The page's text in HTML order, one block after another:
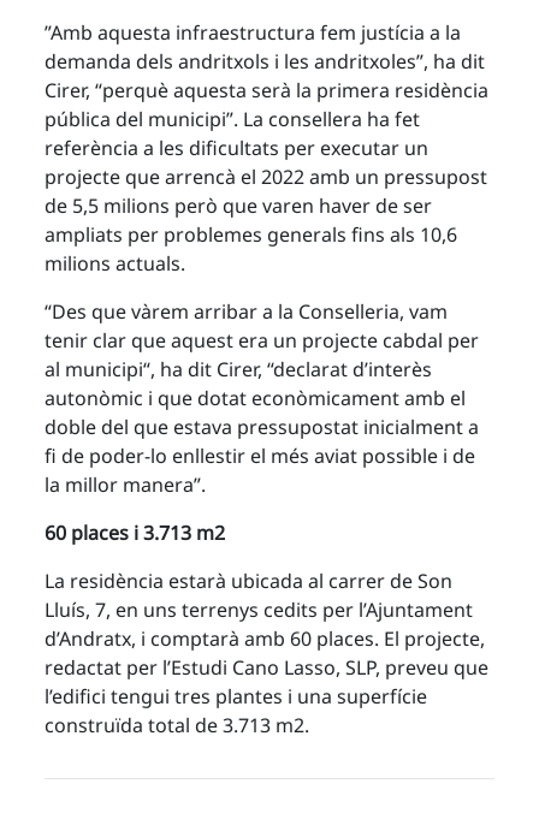
”Amb aquesta infraestructura fem justícia a la
demanda dels andritxols i les andritxoles”, ha dit
Cirer, “perquè aquesta serà la primera residència
pública del municipi”. La consellera ha fet
referència a les dificultats per executar un
projecte que arrencà el 2022 amb un pressupost
de 5,5 milions però que varen haver de ser
ampliats per problemes generals fins als 10,6
milions actuals.
“Des que vàrem arribar a la Conselleria, vam
tenir clar que aquest era un projecte cabdal per
al municipi“, ha dit Cirer, “declarat d’interès
autonòmic i que dotat econòmicament amb el
doble del que estava pressupostat inicialment a
fi de poder-lo enllestir el més aviat possible i de
la millor manera”.
60 places i 3.713 m2
La residència estarà ubicada al carrer de Son
Lluís, 7, en uns terrenys cedits per l’Ajuntament
d’Andratx, i comptarà amb 60 places. El projecte,
redactat per l’Estudi Cano Lasso, SLP, preveu que
l’edifici tengui tres plantes i una superfície
construïda total de 3.713 m2.